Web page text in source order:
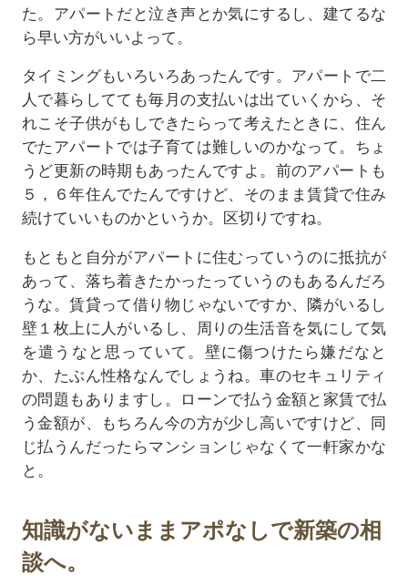
た。アパートだと泣き声とか気にするし、建てるな
ら早い方がいいよって。
タイミングもいろいろあったんです。アパートで二
人で暮らしてても毎月の支払いは出ていくから、そ
れこそ子供がもしできたらって考えたときに、住ん
でたアパートでは子育ては難しいのかなって。ちょ
うど更新の時期もあったんですよ。前のアパートも
５，６年住んでたんですけど、そのまま賃貸で住み
続けていいものかというか。区切りですね。
もともと自分がアパートに住むっていうのに抵抗が
あって、落ち着きたかったっていうのもあるんだろ
うな。賃貸って借り物じゃないですか、隣がいるし
壁１枚上に人がいるし、周りの生活音を気にして気
を遣うなと思っていて。壁に傷つけたら嫌だなと
か、たぶん性格なんでしょうね。車のセキュリティ
の問題もありますし。ローンで払う金額と家賃で払
う金額が、もちろん今の方が少し高いですけど、同
じ払うんだったらマンションじゃなくて一軒家かな
と。
知識がないままアポなしで新築の相
談へ。